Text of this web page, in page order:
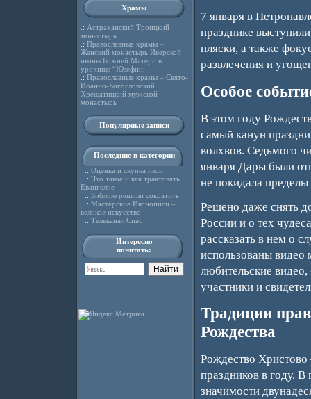
Храмы
.: Астраханский Троицкий
монастырь
.: Православные храмы –
Женский монастырь Иверской
иконы Божией Матери в
урочище “Юзефин
.: Православные храмы – Свято-
Иоанно-Богословский
Хрещатицкий мужской
монастырь
Популярные записи
Последние в категории
.: Оценка и скупка икон
.: Что такое и как трактовать
Евангелие
.: Библию решили сократить
.: Мастерские Иконописи –
великое искусство
.: Телеканал Спас
Интересно
почитать:
7 января в
празднике
пляски, а также
развлечения и
Особое
В этом году
самый канун
волхвов. Седьмого
января Дары были
не покидала
Решено даже снять
России и о тех
рассказать в нем о
использованы видео
любительские
участники и
Традиции
Рождества
Рождество Христово
праздников в году. В
значимости